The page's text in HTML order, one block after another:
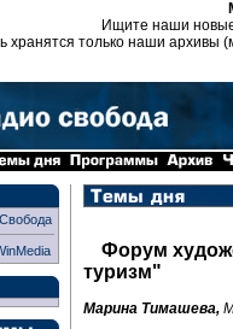
Ищите наши
хранятся только наши архивы
Форум
туризм"
Марина Тимашева,